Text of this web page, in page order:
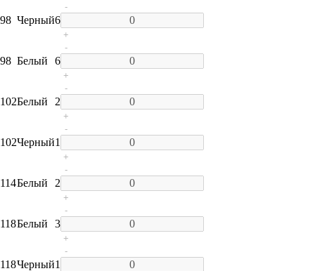
98 Черный6
-
+
98 Белый 6
-
+
102Белый 2
-
+
102Черный1
-
+
114Белый 2
-
+
118Белый 3
-
+
118Черный1
-